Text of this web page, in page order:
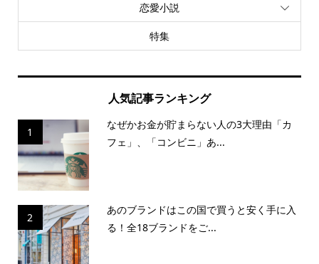
恋愛小説
特集
人気記事ランキング
1
なぜかお金が貯まらない人の3大理由「カ
フェ」、「コンビニ」あ...
2
あのブランドはこの国で買うと安く手に入
る！全18ブランドをご...